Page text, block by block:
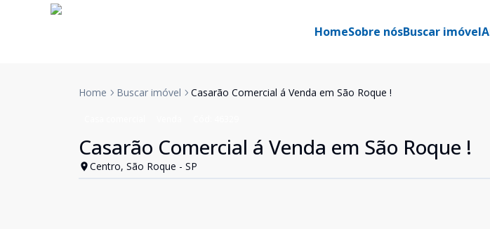
HomeSobre nósBuscar imóvel
Home Buscar imóvel Casarão Comercial á Venda em São Roque !
Casarão Comercial á Venda em São Roque !
Centro, São Roque - SP